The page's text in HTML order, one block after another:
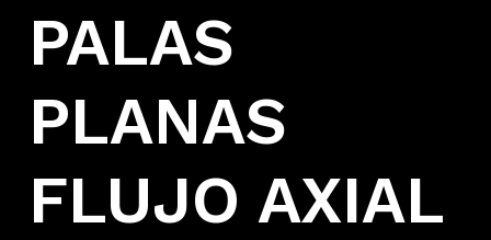
PALAS
PLANAS
FLUJO AXIAL